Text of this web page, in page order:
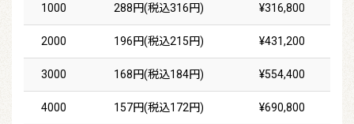
1000 288円(税込316円) ¥316,800
2000 196円(税込215円) ¥431,200
3000 168円(税込184円) ¥554,400
4000 157円(税込172円) ¥690,800